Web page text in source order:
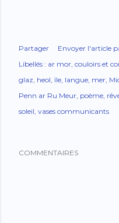
Partager
Envoyer l'article
Libellés : ar mor couloirs et
glaz heol île langue mer
Penn ar Ru Meur poème
soleil vases communicants
COMMENTAIRES